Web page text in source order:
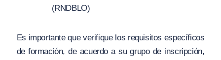
(RNDBLO)
Es importante que verifique los requisitos específicos
de formación, de acuerdo a su grupo de inscripción,